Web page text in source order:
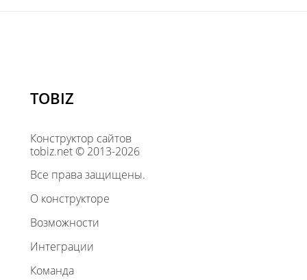
TOBIZ
Конструктор сайтов
tobiz.net © 2013-2026
Все права защищены.
О конструкторе
Возможности
Интеграции
Команда